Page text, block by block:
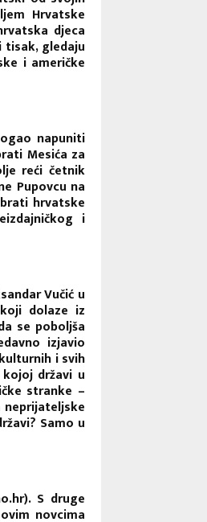
Hrvatske
djeca
gledaju
i američke
napuniti
Mesića za
reći četnik
Pupovcu na
hrvatske
i
Vučić u
dolaze iz
se poboljša
izjavio
i svih
državi u
stranke –
Samo u
S druge
novcima